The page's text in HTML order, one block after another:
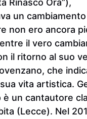
Rinasco Ora”),
un
non ero ancora
il vero
il ritorno al suo
che
vita artistica.
è un cantautore
(Lecce). Nel